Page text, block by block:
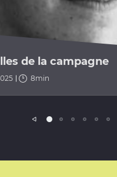
de la campagne
8min